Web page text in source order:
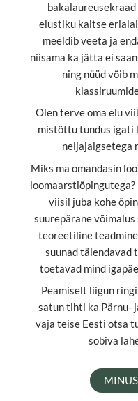
elustiku kaitse
meeldib veeta ja
niisama ka jätta ei
ning nüüd võib
Olen terve oma elu
mistõttu tundus igati
neljajalgsetega
Miks ma omandasin
viisil juba kohe
suurepärane
teoreetiline
suunad täiendavad
toetavad mind
Peamiselt liigun
satun tihti ka Pärnu-
vaja teise Eesti otsa
sobiva